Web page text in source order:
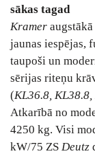
sākas tagad
Kramer
jaunas iespējas,
taupoši un
sērijas riteņu
(KL36.8,
Atkarībā no
4250 kg. Visi
kW/75 ZS Deutz